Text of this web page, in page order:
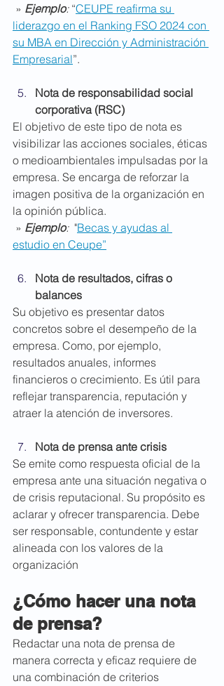
» Ejemplo: “CEUPE reafirma su
liderazgo en el Ranking FSO 2024 con
su MBA en Dirección y Administración
Empresarial”.
Nota de responsabilidad social
corporativa (RSC)
El objetivo de este tipo de nota es
visibilizar las acciones sociales, éticas
o medioambientales impulsadas por la
empresa. Se encarga de reforzar la
imagen positiva de la organización en
la opinión pública.
» Ejemplo: "Becas y ayudas al
estudio en Ceupe”
Nota de resultados, cifras o
balances
Su objetivo es presentar datos
concretos sobre el desempeño de la
empresa. Como, por ejemplo,
resultados anuales, informes
financieros o crecimiento. Es útil para
reflejar transparencia, reputación y
atraer la atención de inversores.
Nota de prensa ante crisis
Se emite como respuesta oficial de la
empresa ante una situación negativa o
de crisis reputacional. Su propósito es
aclarar y ofrecer transparencia. Debe
ser responsable, contundente y estar
alineada con los valores de la
organización
¿Cómo hacer una nota
de prensa?
Redactar una nota de prensa de
manera correcta y eficaz requiere de
una combinación de criterios